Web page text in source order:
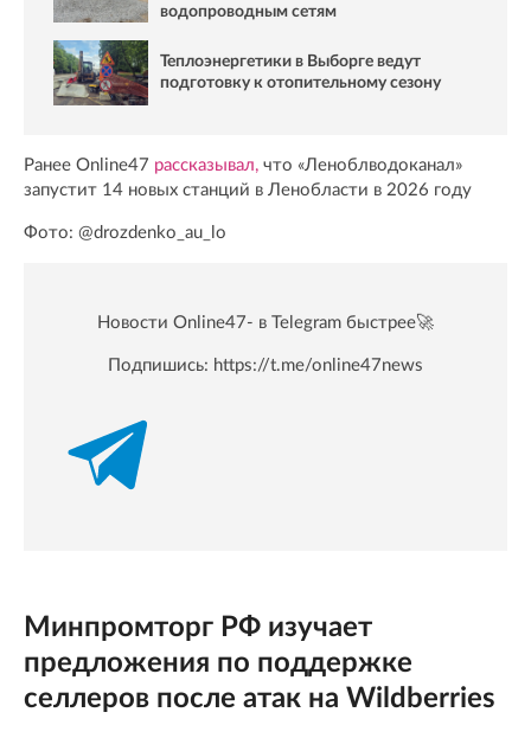
водопроводным сетям
Теплоэнергетики в Выборге ведут
подготовку к отопительному сезону
Ранее Online47 рассказывал, что «Леноблводоканал»
запустит 14 новых станций в Ленобласти в 2026 году
Фото: @drozdenko_au_lo
Новости Online47- в Telegram быстрее🚀
Подпишись: https://t.me/online47news
Минпромторг РФ изучает
предложения по поддержке
селлеров после атак на Wildberries